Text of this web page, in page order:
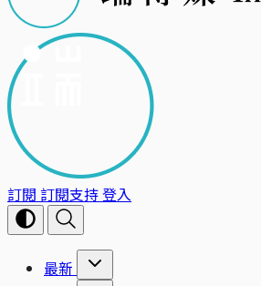
訂閱 訂閱支持登入
最新